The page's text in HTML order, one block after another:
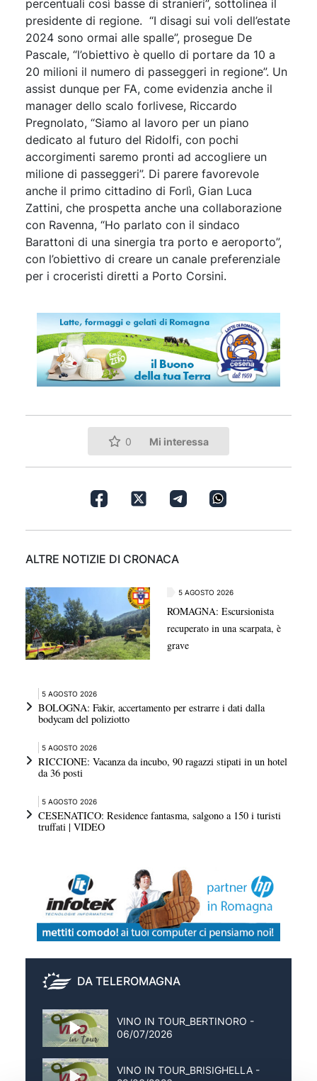
percentuali così basse di stranieri”, sottolinea il
presidente di regione. “I disagi sui voli dell’estate
2024 sono ormai alle spalle”, prosegue De
Pascale, “l’obiettivo è quello di portare da 10 a
20 milioni il numero di passeggeri in regione”. Un
assist dunque per FA, come evidenzia anche il
manager dello scalo forlivese, Riccardo
Pregnolato, “Siamo al lavoro per un piano
dedicato al futuro del Ridolfi, con pochi
accorgimenti saremo pronti ad accogliere un
milione di passeggeri”. Di parere favorevole
anche il primo cittadino di Forlì, Gian Luca
Zattini, che prospetta anche una collaborazione
con Ravenna, “Ho parlato con il sindaco
Barattoni di una sinergia tra porto e aeroporto”,
con l’obiettivo di creare un canale preferenziale
per i croceristi diretti a Porto Corsini.
0 Mi interessa
ALTRE NOTIZIE DI CRONACA
5 AGOSTO 2026
ROMAGNA: Escursionista
recuperato in una scarpata, è
grave
5 AGOSTO 2026
BOLOGNA: Fakir, accertamento per estrarre i dati dalla
bodycam del poliziotto
5 AGOSTO 2026
RICCIONE: Vacanza da incubo, 90 ragazzi stipati in un hotel
da 36 posti
5 AGOSTO 2026
CESENATICO: Residence fantasma, salgono a 150 i turisti
truffati | VIDEO
DA TELEROMAGNA
VINO IN TOUR_BERTINORO -
06/07/2026
VINO IN TOUR_BRISIGHELLA -